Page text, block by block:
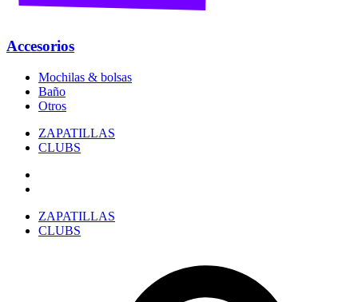
Accesorios
Mochilas & bolsas
Baño
Otros
ZAPATILLAS
CLUBS
ZAPATILLAS
CLUBS